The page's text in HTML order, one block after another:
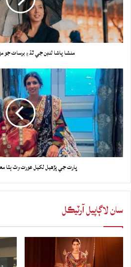
منشا پاشا لنڊن جي ٿڌ ۽ برسات جو
ڀارت جي پڙهيل لکيل عورت وٽ ٻٽا
سان لاڳاپيل آرٽيڪل